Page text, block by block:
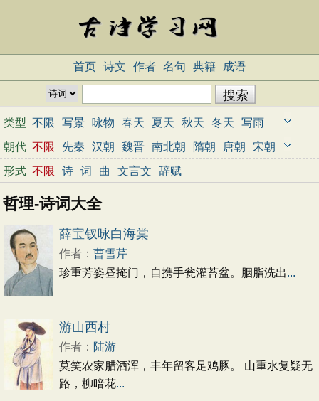
首页 诗文 作者 名句 典籍 成语
类型 不限 写景 咏物 春天 夏天 秋天 冬天
写雨
写雪
写风 写花 梅花 荷花 菊花 柳树
月亮
山水 写山 写水 长江 黄河 儿童 写鸟
写马
田园 边塞 地名 抒情 爱国 离别 送别 思乡
思念 爱情 励志
母亲 友情 战争 读书 惜时 婉约 豪放 诗经
民谣
节日 春节 元宵节
端午节
七夕节 中秋节
咏史怀古
宋词精选 小学古诗
初中古诗
初中文言文 高中文言文
唐诗三百首
古诗三百首
朝代 不限 先秦 汉朝 魏晋 南北朝 隋朝 唐朝
宋朝
元朝
明朝 清朝 近代 当代
形式 不限 诗 词 曲 文言文 辞赋
哲理-诗词大全
薛宝钗咏白海棠
作者： 曹雪芹
珍重芳姿昼掩门，自携手瓮灌苔盆。胭脂洗出...
游山西村
作者： 陆游
莫笑农家腊酒浑，丰年留客足鸡豚。 山重水复疑无
路，柳暗花...